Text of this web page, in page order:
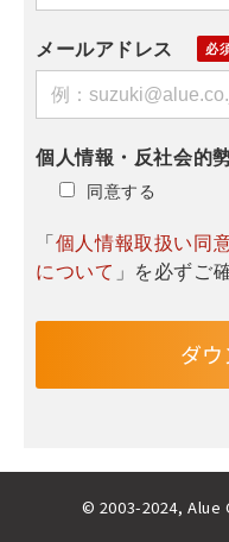
メールアドレス
個人情報・反社会的
同意する
「個人情報取扱い同
について 」を必ずご
© 2003-2024, Alue